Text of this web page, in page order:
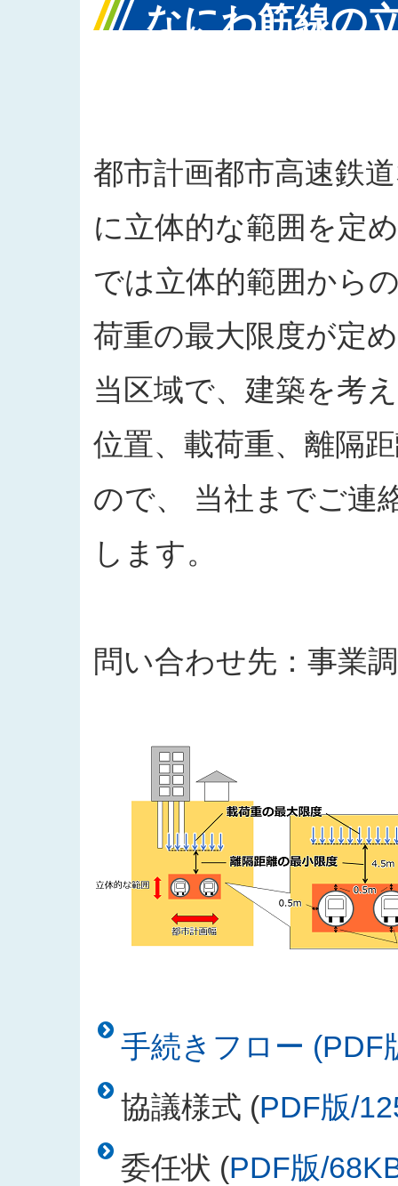
なにわ筋線の
都市計画都市高速鉄
に立体的な範囲を定
では立体的範囲から
荷重の最大限度が定
当区域で、建築を考
位置、載荷重、離隔
ので、 当社までご連
します。
問い合わせ先：事業
手続きフロー (PDF
協議様式 (PDF版/
委任状 (PDF版/